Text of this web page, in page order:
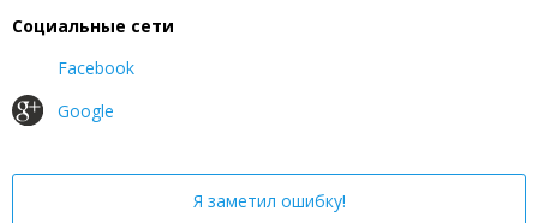
Социальные сети
Facebook
Google
Я заметил ошибку!